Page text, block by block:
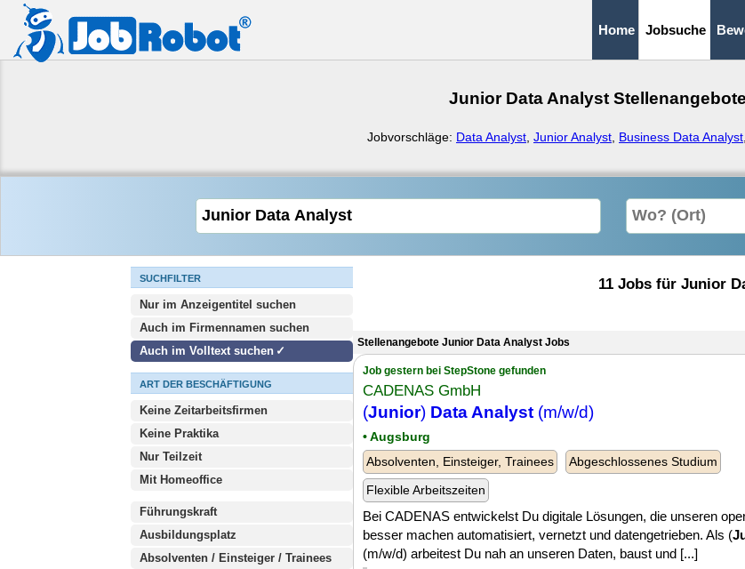
Home Jobsuche
Junior Data Analyst Stellenangebote
Jobvorschläge: Data Analyst Junior Analyst Business Data Analyst
SUCHFILTER
Nur im Anzeigentitel suchen
Auch im Firmennamen suchen
Auch im Volltext suchen
ART DER BESCHÄFTIGUNG
Keine Zeitarbeitsfirmen
Keine Praktika
Nur Teilzeit
Mit Homeoffice
Führungskraft
Ausbildungsplatz
Absolventen / Einsteiger / Trainees
11 Jobs für Junior
Stellenangebote Junior Data Analyst Jobs
Job gestern bei StepStone gefunden
CADENAS GmbH
(Junior) Data Analyst (m/w/d)
• Augsburg
Absolventen, Einsteiger, Trainees
Abgeschlossenes Studium
Flexible Arbeitszeiten
Bei CADENAS entwickelst Du digitale Lösungen, die unseren
besser machen automatisiert, vernetzt und datengetrieben. Als (
(m/w/d) arbeitest Du nah an unseren Daten, baust und [...]